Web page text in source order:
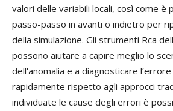
valori delle variabili locali, così come è
passo-passo in avanti o indietro per
della simulazione. Gli strumenti Rca
possono aiutare a capire meglio lo
dell'anomalia e a diagnosticare
rapidamente rispetto agli approcci
individuate le cause degli errori è